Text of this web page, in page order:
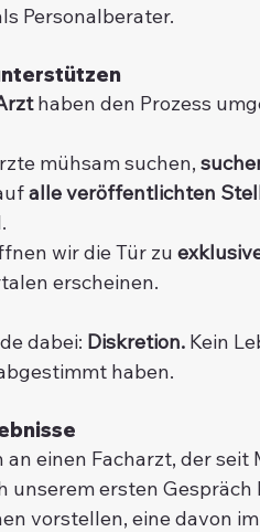
Personalberater.
haben den Prozess
mühsam suchen,
alle veröffentlichten
wir die Tür zu
erscheinen.
dabei: Diskretion. Kein
haben.
an einen Facharzt, der
unserem ersten
vorstellen, eine davon